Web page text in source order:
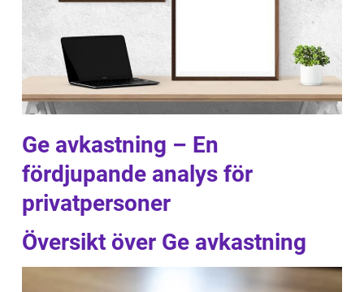
Ge avkastning – En
fördjupande analys för
privatpersoner
Översikt över Ge avkastning